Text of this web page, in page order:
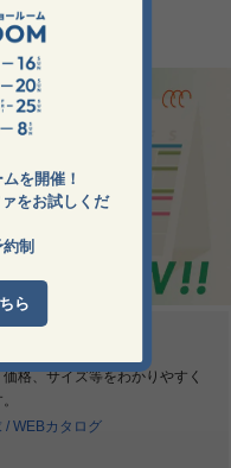
を開催！
をお試しくだ
制
ら
格、サイズ等をわかりやすく
/ WEBカタログ